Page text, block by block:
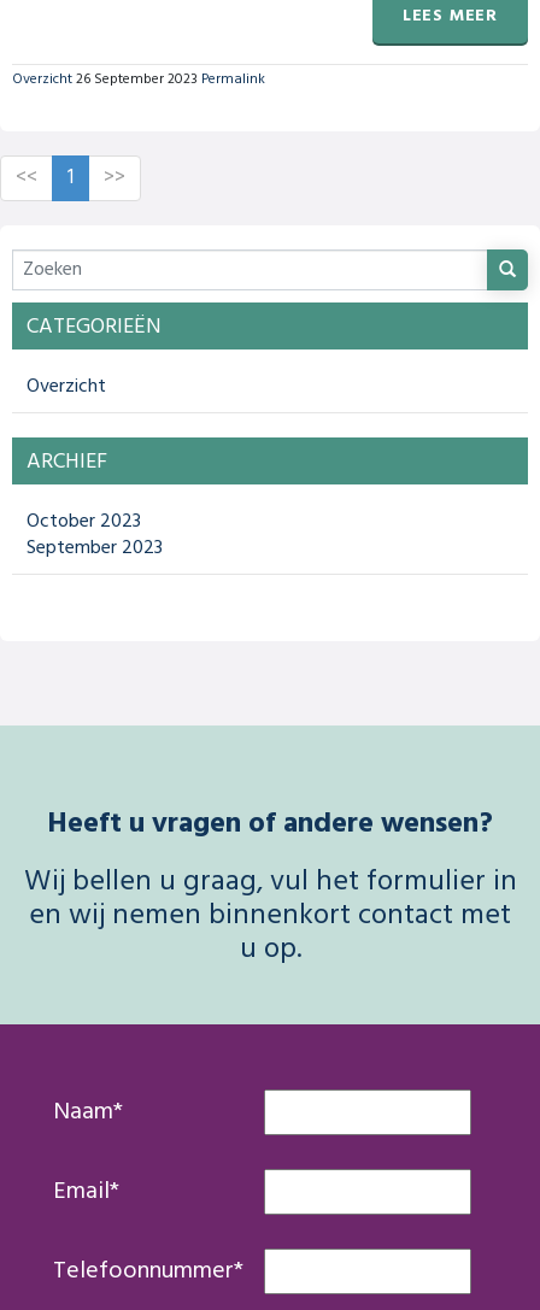
LEES MEER
Overzicht26 September 2023 Permalink
<< 1 >>
CATEGORIEËN
Overzicht
ARCHIEF
October 2023
September 2023
Heeft u vragen of andere wensen?
Wij bellen u graag, vul het formulier in
en wij nemen binnenkort contact met
u op.
Naam*
Email*
Telefoonnummer*